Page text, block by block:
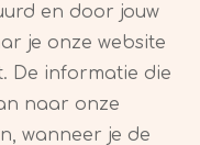
en door jouw
je onze website
De informatie die
naar onze
wanneer je de